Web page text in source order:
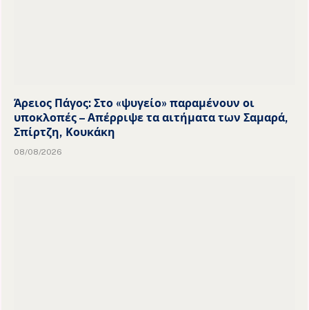
Άρειος Πάγος: Στο «ψυγείο» παραμένουν οι
υποκλοπές – Απέρριψε τα αιτήματα των Σαμαρά,
Σπίρτζη, Κουκάκη
08/08/2026